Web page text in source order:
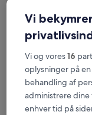
Her
Bagmati
Mest
Kathmandu
Vi
Vi og vores16
oplysninger på
behandling af
administrere dine
enhver tid på